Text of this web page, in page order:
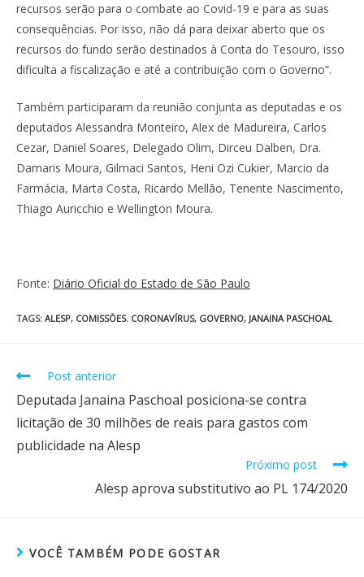
recursos serão para o combate ao Covid-19 e para as suas
consequências. Por isso, não dá para deixar aberto que os
recursos do fundo serão destinados à Conta do Tesouro, isso
dificulta a fiscalização e até a contribuição com o Governo”.
Também participaram da reunião conjunta as deputadas e os
deputados Alessandra Monteiro, Alex de Madureira, Carlos
Cezar, Daniel Soares, Delegado Olim, Dirceu Dalben, Dra.
Damaris Moura, Gilmaci Santos, Heni Ozi Cukier, Marcio da
Farmácia, Marta Costa, Ricardo Mellão, Tenente Nascimento,
Thiago Auricchio e Wellington Moura.
Fonte: Diário Oficial do Estado de São Paulo
TAGS: ALESP, COMISSÕES. CORONAVÍRUS, GOVERNO, JANAINA PASCHOAL
Post anterior
Deputada Janaina Paschoal posiciona-se contra
licitação de 30 milhões de reais para gastos com
publicidade na Alesp
Próximo post
Alesp aprova substitutivo ao PL 174/2020
VOCÊ TAMBÉM PODE GOSTAR